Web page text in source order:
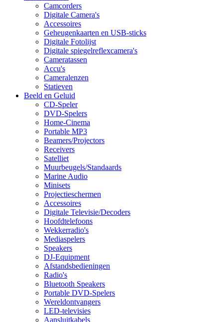
Camcorders
Digitale Camera's
Accessoires
Geheugenkaarten en USB-sticks
Digitale Fotolijst
Digitale spiegelreflexcamera's
Cameratassen
Accu's
Cameralenzen
Statieven
Beeld en Geluid
CD-Speler
DVD-Spelers
Home-Cinema
Portable MP3
Beamers/Projectors
Receivers
Satelliet
Muurbeugels/Standaards
Marine Audio
Minisets
Projectieschermen
Accessoires
Digitale Televisie/Decoders
Hoofdtelefoons
Wekkerradio's
Mediaspelers
Speakers
DJ-Equipment
Afstandsbedieningen
Radio's
Bluetooth Speakers
Portable DVD-Spelers
Wereldontvangers
LED-televisies
Aansluitkabels